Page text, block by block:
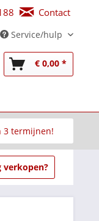
Contact
Service/hulp
€ 0,00 *
3 termijnen!
via SSL)
verkopen?